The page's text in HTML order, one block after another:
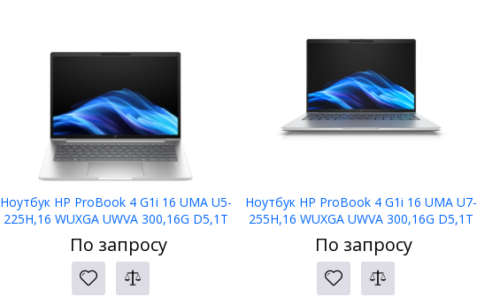
Ноутбук HP ProBook 4 G1i 16 UMA U5-
225H,16 WUXGA UWVA 300,16G D5,1T
PCIe,W11p6,1yw,5MP IR,Bl kbd
KZ,WiFi7+BT5.4
По запросу
Ноутбук HP ProBook 4 G1i 16 UMA U7-
255H,16 WUXGA UWVA 300,16G D5,1T
PCIe,W11p6,1yw,5MP IR,Bl kbd
KZ,WiFi7+BT5.4
По запросу